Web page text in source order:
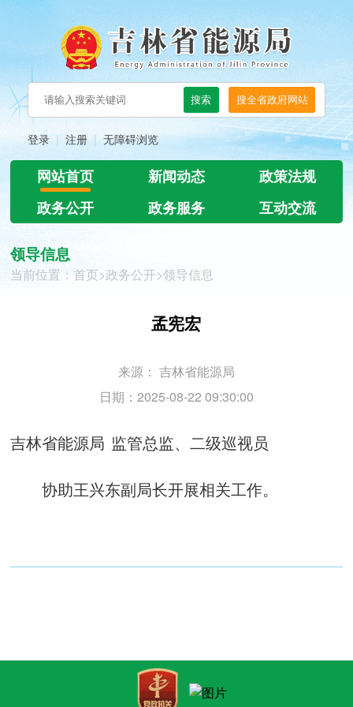
登录 注册 无障碍浏览
网站首页 新闻动态
政策法规
政务公开
政务服务 互动交流
领导信息
当前位置：首页>政务公开>领导信息
孟宪宏
来源： 吉林省能源局
日期：2025-08-22 09:30:00
吉林省能源局 监管总监、二级巡视员
协助王兴东副局长开展相关工作。